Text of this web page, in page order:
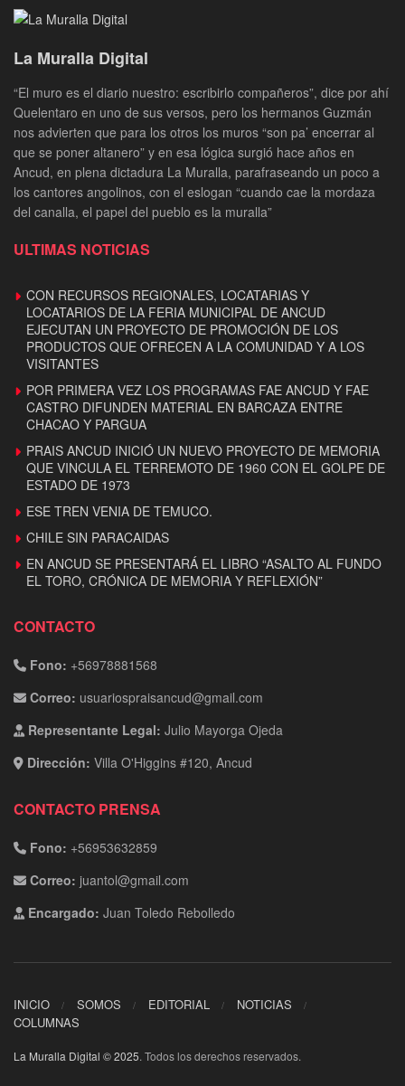
La Muralla Digital
“El muro es el diario nuestro: escribirlo compañeros”, dice por ahí
Quelentaro en uno de sus versos, pero los hermanos Guzmán
nos advierten que para los otros los muros “son pa’ encerrar al
que se poner altanero” y en esa lógica surgió hace años en
Ancud, en plena dictadura La Muralla, parafraseando un poco a
los cantores angolinos, con el eslogan “cuando cae la mordaza
del canalla, el papel del pueblo es la muralla”
ULTIMAS NOTICIAS
CON RECURSOS REGIONALES, LOCATARIAS Y
LOCATARIOS DE LA FERIA MUNICIPAL DE ANCUD
EJECUTAN UN PROYECTO DE PROMOCIÓN DE LOS
PRODUCTOS QUE OFRECEN A LA COMUNIDAD Y A LOS
VISITANTES
POR PRIMERA VEZ LOS PROGRAMAS FAE ANCUD Y FAE
CASTRO DIFUNDEN MATERIAL EN BARCAZA ENTRE
CHACAO Y PARGUA
PRAIS ANCUD INICIÓ UN NUEVO PROYECTO DE MEMORIA
QUE VINCULA EL TERREMOTO DE 1960 CON EL GOLPE DE
ESTADO DE 1973
ESE TREN VENIA DE TEMUCO.
CHILE SIN PARACAIDAS
EN ANCUD SE PRESENTARÁ EL LIBRO “ASALTO AL FUNDO
EL TORO, CRÓNICA DE MEMORIA Y REFLEXIÓN”
CONTACTO
Fono: +56978881568
Correo: usuariospraisancud@gmail.com
Representante Legal: Julio Mayorga Ojeda
Dirección: Villa O'Higgins #120, Ancud
CONTACTO PRENSA
Fono: +56953632859
Correo: juantol@gmail.com
Encargado: Juan Toledo Rebolledo
INICIO SOMOS EDITORIAL
NOTICIAS
COLUMNAS
La Muralla Digital © 2025. Todos los derechos reservados.